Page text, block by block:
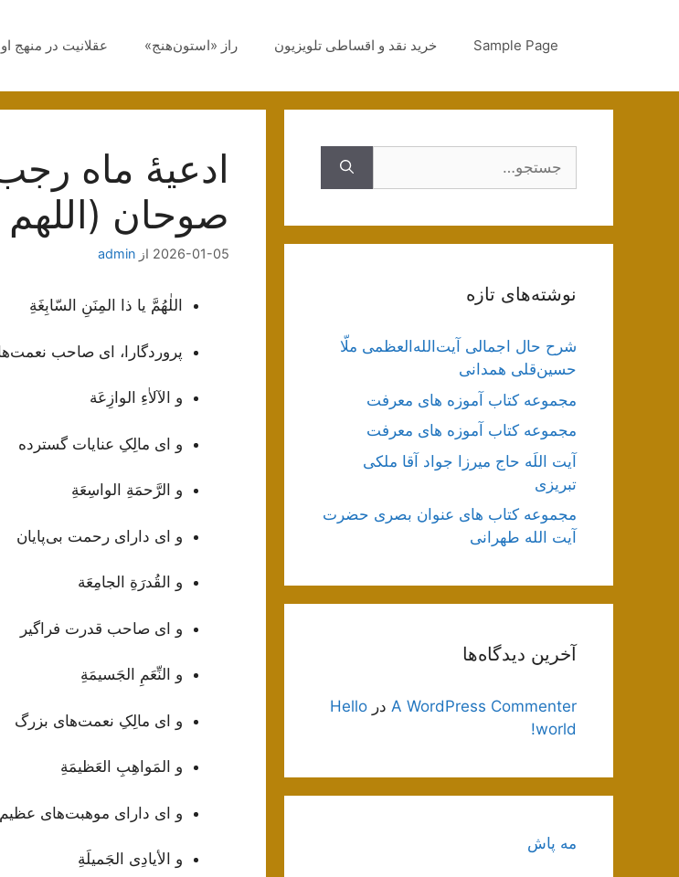
Sample Page خرید نقد و اقساطی تلویزیون راز «استون‌هنج» عقلانیت در منهج
ادعیۀ ماه
صوحان (اللهم
2026-01-05 از admin
اللٰهُمَّ يا ذا المِنَنِ السّابِغَةِ
پروردگارا، ای صاحب
و الآلاٰءِ الوازِعَة
و ای مالِکِ عنایات گسترده
و الرَّحمَةِ الواسِعَةِ
و ای دارای رحمت بی‌پایان
و القُدرَةِ الجامِعَة
و ای صاحب قدرت فراگیر
و النِّعَمِ الجَسيمَةِ
و ای مالِکِ نعمت‌های بزرگ
و المَواهِبِ العَظيمَةِ
و ای دارای موهبت‌های عظیم
و الأيادِى الجَميلَةِ
نوشته‌های تازه
شرح حال اجمالی آیت‌الله‌العظمی ملّا
حسین‌قلی همدانی
مجموعه کتاب آموزه های معرفت
مجموعه کتاب آموزه های معرفت
آیت اللَه حاج میرزا جواد آقا ملکی
تبریزی
مجموعه کتاب های عنوان بصری حضرت
آیت الله طهرانی
آخرین دیدگاه‌ها
A WordPress Commenter در Hello
world!
مه پاش